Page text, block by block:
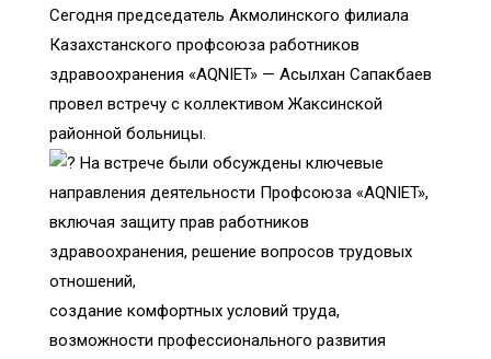
Сегодня председатель Акмолинского филиала
Казахстанского профсоюза работников
здравоохранения «AQNIET» — Асылхан Сапакбаев
провел встречу с коллективом Жаксинской
районной больницы.
На встрече были обсуждены ключевые
направления деятельности Профсоюза «AQNIET»,
включая защиту прав работников
здравоохранения, решение вопросов трудовых
отношений,
создание комфортных условий труда,
возможности профессионального развития